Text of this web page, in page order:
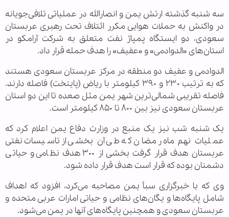
سه شنبه گذشته ارتش یمن و انصارالله در عملیاتی تلافی‌جویانه
در واکنش به حملات هوایی مکرر ائتلاف تحت رهبری عربستان
سعودی، دو ایستگاه پمپاژ نفت متعلق به شرکت آرامکو در
استان‌های «الدوادمی» و «عفیف» را هدف حمله قرار داد.
الدوادمی و عفیف دو منطقه در مرکز عربستان سعودی هستند
که به ترتیب ۲۳۰ و ۳۹۰ کیلومتر با ریاض (پایتخت) فاصله دارند.
فاصله تقریبی شمالی‌ترین شهر یمن مثل صعده تا این دو استان
عربستان سعودی نیز بین ۸۰۰ تا ۸۵۰ کیلومتر است.
یک شنبه شب نیز یک منبع در وزارت دفاع یمن اعلام کرد که
عملیات نهم ماه رمضان که طی آن بخشی از تاسیسات نفتی
عربستان هدف قرار گرفت بخشی از ۳۰۰ هدف نظامی و حیاتی
دشمنان بوده که قرار است هدف قرار داده شود.
وی که با خبرگزاری سبأ یمن مصاحبه می‌کرد، افزود که اهداف
شامل پایگاه‌ها و یگان‌های نظامی و حیاتی امارات عربی متحده و
عربستان سعودی و همچنین پایگاه‌های آنها در یمن می‌شود.